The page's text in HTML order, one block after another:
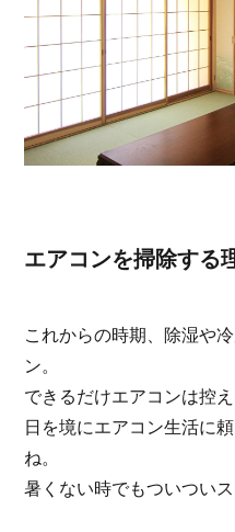
エアコンを掃除する
これからの時期、除湿や
ン。
できるだけエアコンは控
日を境にエアコン生活に
ね。
暑くない時でもついつい